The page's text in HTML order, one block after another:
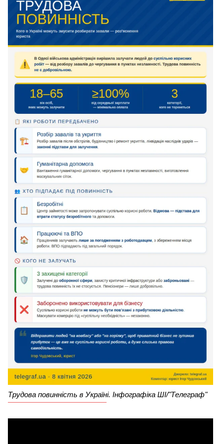
Трудова повинність в Україні. Інфографіка ШІ/"Телеграф"